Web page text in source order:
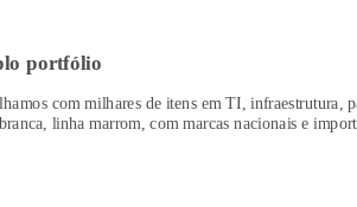
portfólio
com milhares de itens em TI, infraestrutura,
linha marrom, com marcas nacionais e